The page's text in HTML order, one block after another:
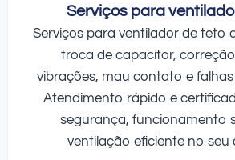
Serviços para
Serviços para ventilador de teto
troca de capacitor,
vibrações, mau contato e falhas
Atendimento rápido e
segurança, funcionamento
ventilação eficiente no seu